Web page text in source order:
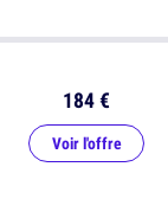
184 €
Voir l'offre